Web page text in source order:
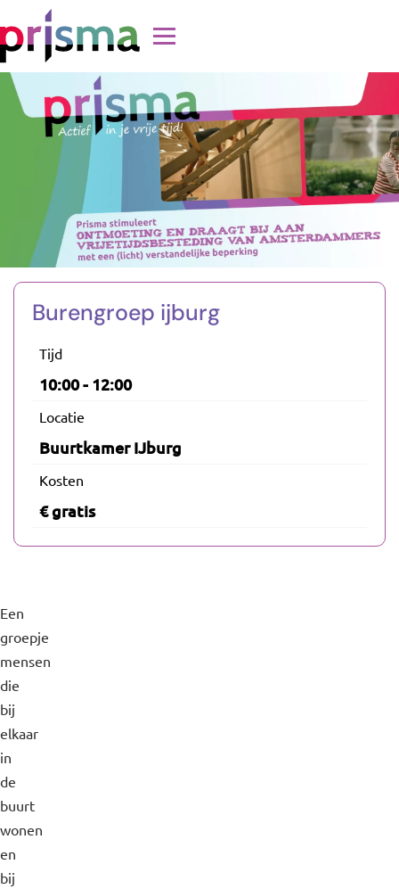
Burengroep ijburg
Tijd
10:00 - 12:00
Locatie
Buurtkamer IJburg
Kosten
€ gratis
Een
groepje
mensen
die
bij
elkaar
in
de
buurt
wonen
en
bij